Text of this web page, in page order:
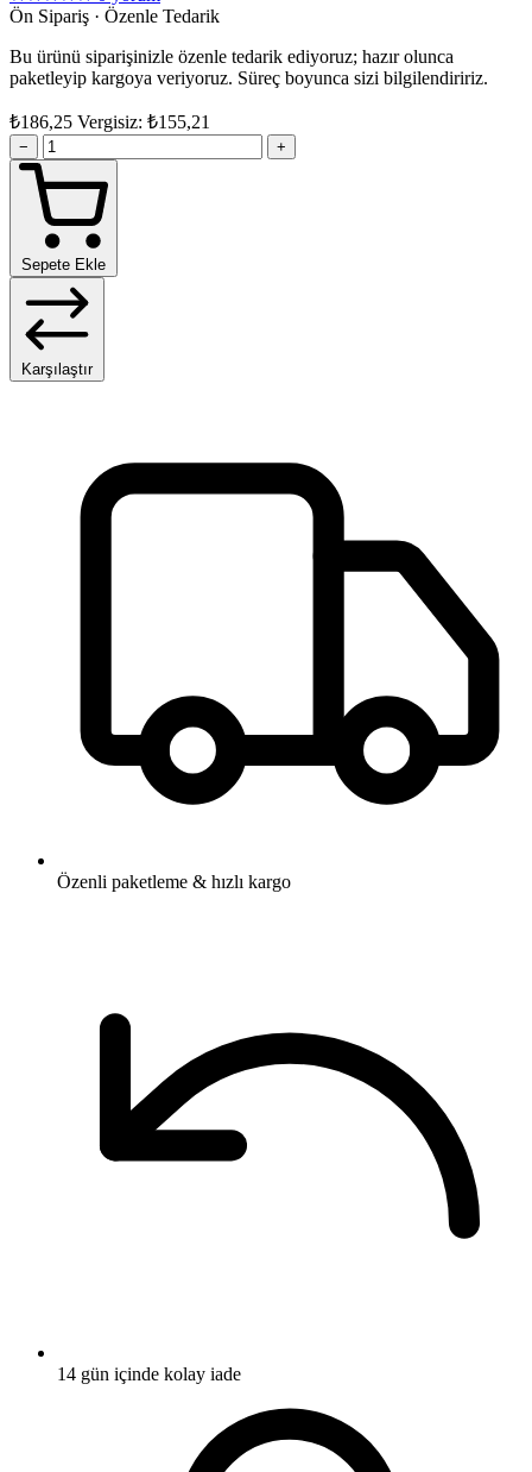
Ön Sipariş · Özenle Tedarik
Bu ürünü siparişinizle özenle tedarik ediyoruz; hazır olunca
paketleyip kargoya veriyoruz. Süreç boyunca sizi bilgilendiririz.
₺186,25 Vergisiz: ₺155,21
− +
Sepete Ekle
Karşılaştır
Özenli paketleme & hızlı kargo
14 gün içinde kolay iade